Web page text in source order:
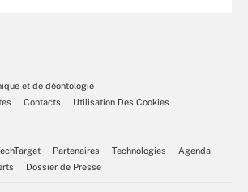
et de déontologie
Contacts
Utilisation Des Cookies
Partenaires Technologies
Agenda
Dossier de Presse